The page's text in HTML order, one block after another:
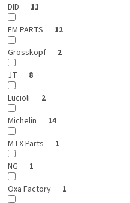
DID 11
FM PARTS 12
Grosskopf 2
JT 8
Lucioli 2
Michelin 14
MTX Parts 1
NG 1
Oxa Factory 1